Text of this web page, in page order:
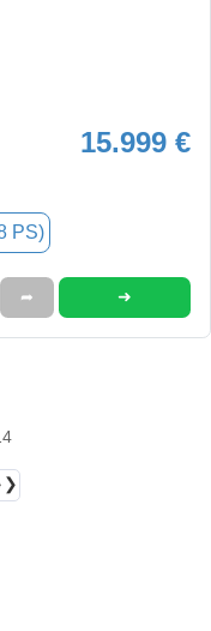
15.999 €
PS)
➦ ➜